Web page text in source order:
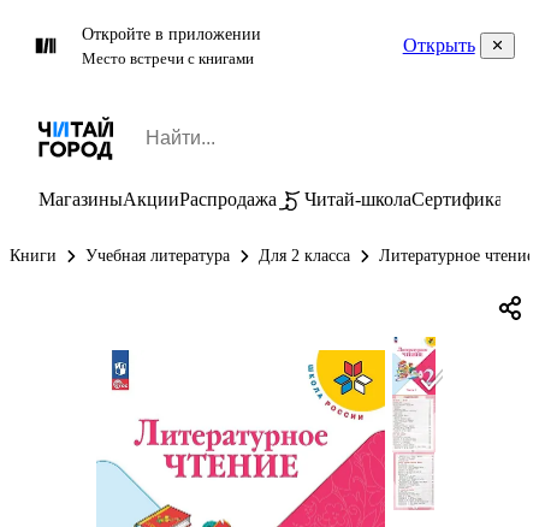
Откройте в приложении
Место встречи с книгами
Открыть
МагазиныАкцииРаспродажа Читай-школаСертификаты
Книги Учебная литература Для 2 класса Литературное чтение